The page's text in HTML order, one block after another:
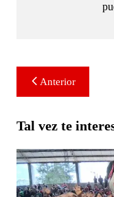
Navegación
de
entradas
Anterior
Tal vez te